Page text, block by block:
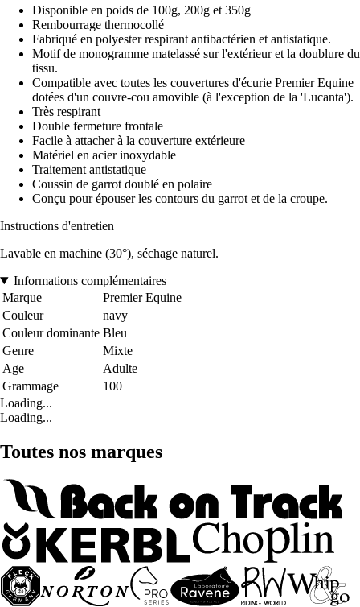
Disponible en poids de 100g, 200g et 350g
Rembourrage thermocollé
Fabriqué en polyester respirant antibactérien et antistatique.
Motif de monogramme matelassé sur l'extérieur et la doublure du
tissu.
Compatible avec toutes les couvertures d'écurie Premier Equine
dotées d'un couvre-cou amovible (à l'exception de la 'Lucanta').
Très respirant
Double fermeture frontale
Facile à attacher à la couverture extérieure
Matériel en acier inoxydable
Traitement antistatique
Coussin de garrot doublé en polaire
Conçu pour épouser les contours du garrot et de la croupe.
Instructions d'entretien
Lavable en machine (30°), séchage naturel.
Informations complémentaires
Marque
Premier Equine
Couleur
navy
Couleur dominante Bleu
Genre
Mixte
Age
Adulte
Grammage
100
Loading...
Loading...
Toutes nos marques